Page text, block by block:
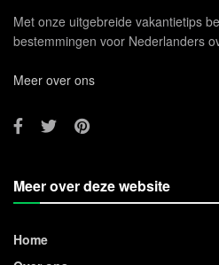
Met onze uitgebreide vakantietips
bestemmingen voor Nederlanders
Meer over ons
Meer over deze website
Home